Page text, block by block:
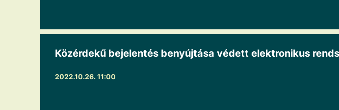
Közérdekű bejelentés benyújtása védett elektronikus
2022.10.26. 11:00